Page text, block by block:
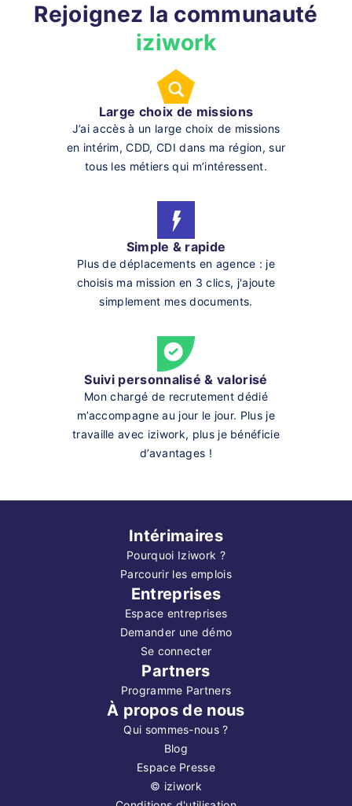
Rejoignez la communauté
iziwork
Large choix de missions
J’ai accès à un large choix de missions
en intérim, CDD, CDI dans ma région, sur
tous les métiers qui m’intéressent.
Simple & rapide
Plus de déplacements en agence : je
choisis ma mission en 3 clics, j'ajoute
simplement mes documents.
Suivi personnalisé & valorisé
Mon chargé de recrutement dédié
m’accompagne au jour le jour. Plus je
travaille avec iziwork, plus je bénéficie
d’avantages !
Intérimaires
Pourquoi Iziwork ?
Parcourir les emplois
Entreprises
Espace entreprises
Demander une démo
Se connecter
Partners
Programme Partners
À propos de nous
Qui sommes-nous ?
Blog
Espace Presse
© iziwork